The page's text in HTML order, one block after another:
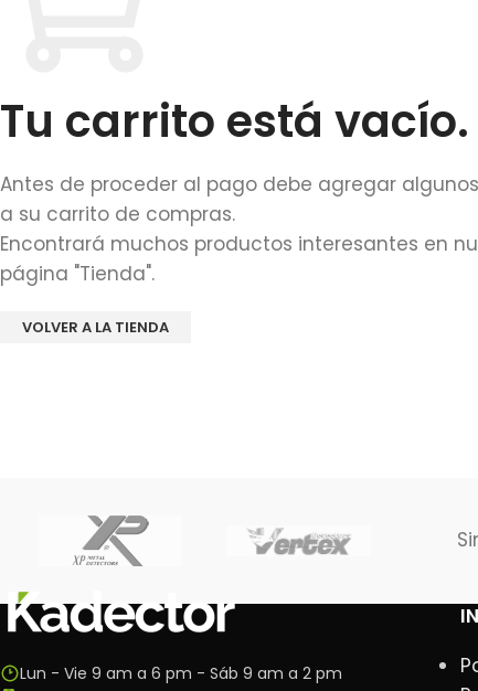
Tu carrito está vacío.
Antes de proceder al pago debe agregar
a su carrito de compras.
Encontrará muchos productos interesantes en
página "Tienda".
VOLVER A LA TIENDA
Lun - Vie 9 am a 6 pm - Sáb 9 am a 2 pm